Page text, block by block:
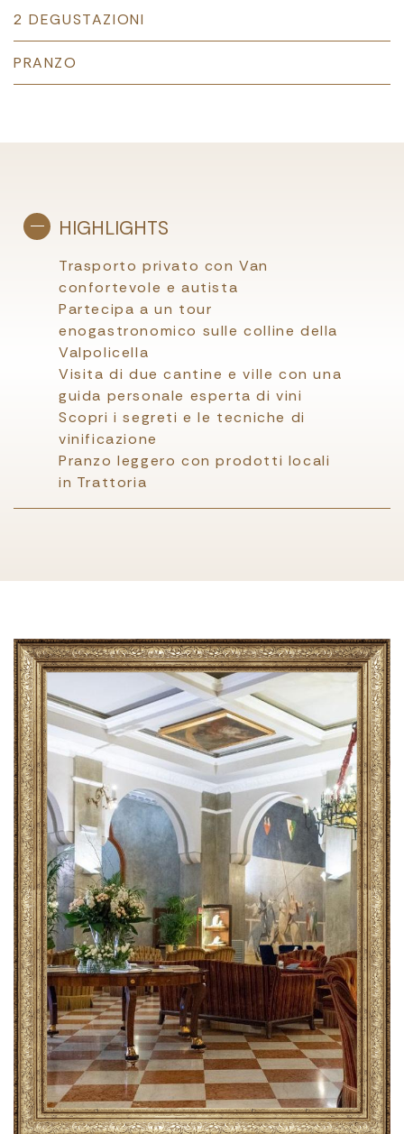
2 DEGUSTAZIONI
PRANZO
HIGHLIGHTS
Trasporto privato con Van
confortevole e autista
Partecipa a un tour
enogastronomico sulle colline della
Valpolicella
Visita di due cantine e ville con una
guida personale esperta di vini
Scopri i segreti e le tecniche di
vinificazione
Pranzo leggero con prodotti locali
in Trattoria